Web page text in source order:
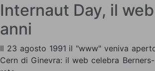
Internaut Day, il
anni
Il 23 agosto 1991 il "www" veniva
Cern di Ginevra: il web celebra